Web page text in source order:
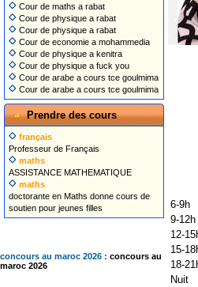
Cour de maths a rabat
Cour de physique a rabat
Cour de physique a rabat
Cour de economie a mohammedia
Cour de physique a kenitra
Cour de physique a fuck you
Cour de arabe a cours tce goulmima
Cour de arabe a cours tce goulmima
Prendre des cours
français
Professeur de Français
maths
ASSISTANCE MATHEMATIQUE
maths
doctorante en Maths donne cours de
soutien pour jeunes filles
concours au maroc 2026 : concours au
maroc 2026
6-9h
9-12h
12-
15-
18-
Nuit